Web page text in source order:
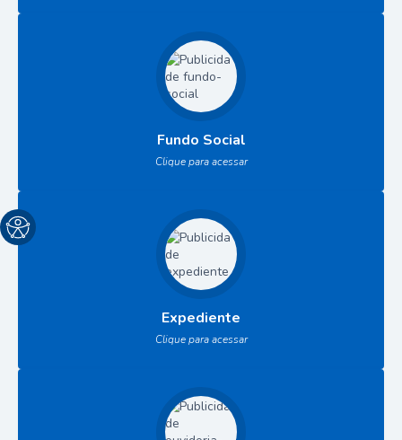
Fundo Social
Clique para acessar
Expediente
Clique para acessar